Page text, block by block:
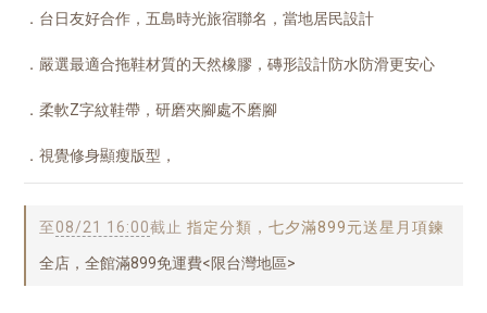
．台日友好合作，五島時光旅宿聯名，當地居民設計
．嚴選最適合拖鞋材質的天然橡膠，磚形設計防水防滑更安心
．柔軟Z字紋鞋帶，研磨夾腳處不磨腳
．視覺修身顯瘦版型，
至08/21 16:00截止 指定分類，七夕滿899元送星月項鍊
全店，全館滿899免運費<限台灣地區>